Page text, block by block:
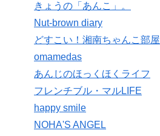
きょうの「あんこ」。
Nut-brown diary
どすこい！湘南ちゃんこ部屋
omamedas
あんじのほっくほくライフ
フレンチブル・マルLIFE
happy smile
NOHA'S ANGEL